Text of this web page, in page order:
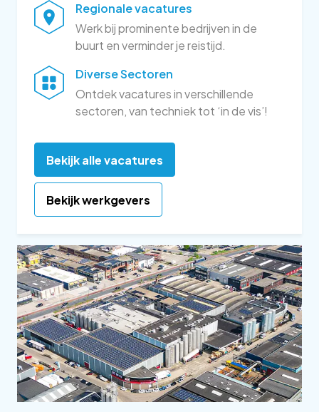
Regionale vacatures
Werk bij prominente bedrijven in de
buurt en verminder je reistijd.
Diverse Sectoren
Ontdek vacatures in verschillende
sectoren, van techniek tot ‘in de vis’!
Bekijk alle vacatures
Bekijk werkgevers